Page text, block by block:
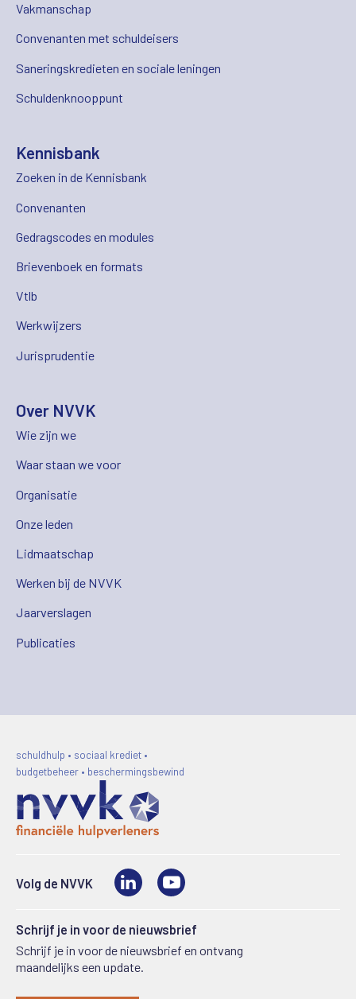
Vakmanschap
Convenanten met schuldeisers
Saneringskredieten en sociale leningen
Schuldenknooppunt
Kennisbank
Zoeken in de Kennisbank
Convenanten
Gedragscodes en modules
Brievenboek en formats
Vtlb
Werkwijzers
Jurisprudentie
Over NVVK
Wie zijn we
Waar staan we voor
Organisatie
Onze leden
Lidmaatschap
Werken bij de NVVK
Jaarverslagen
Publicaties
schuldhulp • sociaal krediet •
budgetbeheer • beschermingsbewind
Volg de NVVK LinkedIn
Schrijf je in voor de nieuwsbrief
Schrijf je in voor de nieuwsbrief en ontvang
maandelijks een update.